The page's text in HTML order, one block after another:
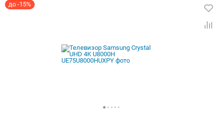
до -15%